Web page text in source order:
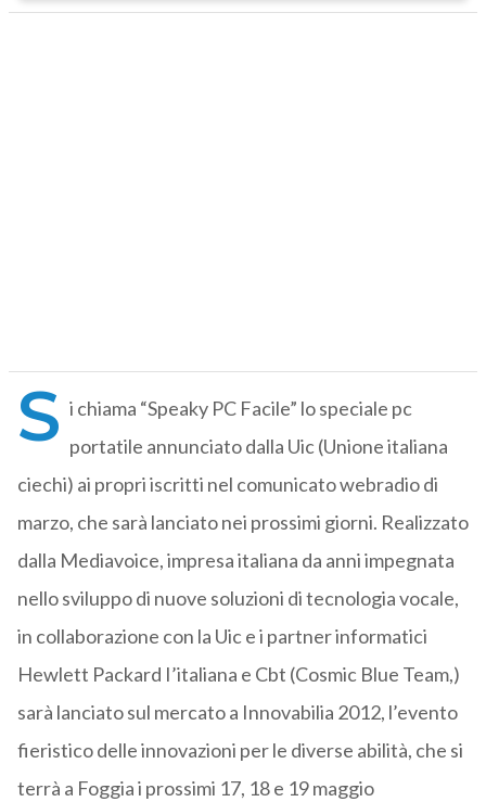
S i chiama “Speaky PC Facile” lo speciale pc
portatile annunciato dalla Uic (Unione italiana
ciechi) ai propri iscritti nel comunicato webradio di
marzo, che sarà lanciato nei prossimi giorni. Realizzato
dalla Mediavoice, impresa italiana da anni impegnata
nello sviluppo di nuove soluzioni di tecnologia vocale,
in collaborazione con la Uic e i partner informatici
Hewlett Packard I’italiana e Cbt (Cosmic Blue Team,)
sarà lanciato sul mercato a Innovabilia 2012, l’evento
fieristico delle innovazioni per le diverse abilità, che si
terrà a Foggia i prossimi 17, 18 e 19 maggio